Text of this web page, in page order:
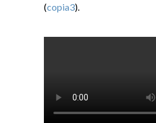
(copia3).